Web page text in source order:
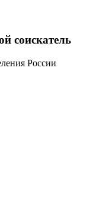
соискатель
России